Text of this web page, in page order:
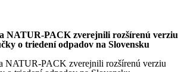
NATUR-PACK zverejnili rozšírenú verziu
o triedení odpadov na Slovensku
NATUR-PACK zverejnili rozšírenú verziu